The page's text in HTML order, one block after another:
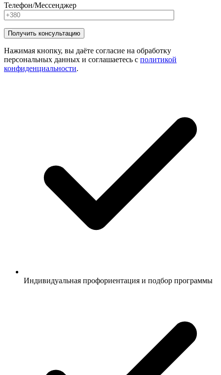
Телефон/Мессенджер
Нажимая кнопку, вы даёте согласие на обработку
персональных данных и соглашаетесь с политикой
конфиденциальности.
Индивидуальная профориентация и подбор программы